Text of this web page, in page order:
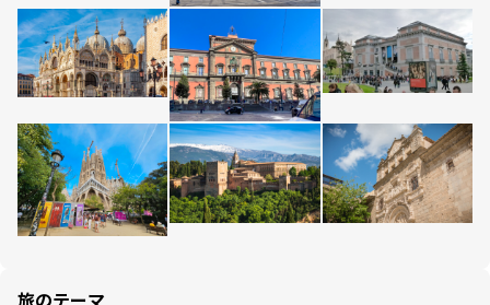
旅のテーマ